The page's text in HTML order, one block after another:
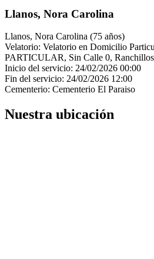
Llanos, Nora Carolina
Llanos, Nora Carolina (75 años)
Velatorio: Velatorio en Domicilio
PARTICULAR, Sin Calle 0,
Inicio del servicio: 24/02/2026 00:00
Fin del servicio: 24/02/2026 12:00
Cementerio: Cementerio El Paraiso
Nuestra ubicación